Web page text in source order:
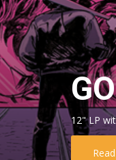
12" LP